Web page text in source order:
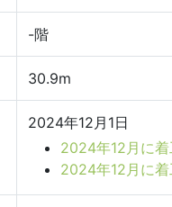
-階
30.9m
2024年12月1日
2024年12月に
2024年12月に